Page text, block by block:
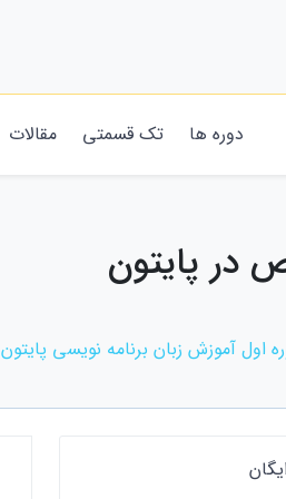
دوره ها تک قسمتی مقالات
در پایتون
اول آموزش زبان برنامه نویسی پایتون